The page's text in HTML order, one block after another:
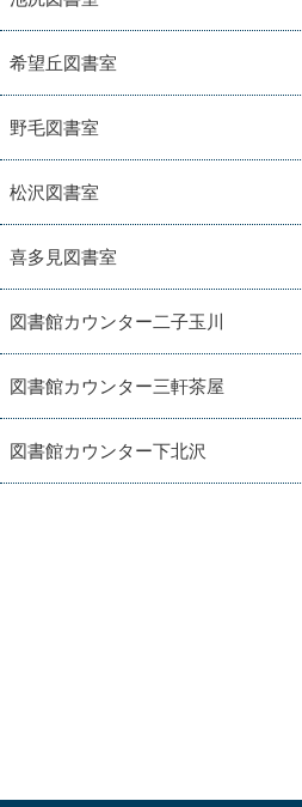
希望丘図書室
野毛図書室
松沢図書室
喜多見図書室
図書館カウンター二子玉川
図書館カウンター三軒茶屋
図書館カウンター下北沢